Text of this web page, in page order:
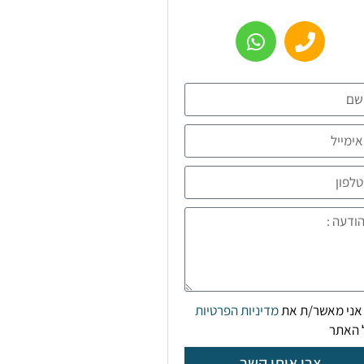
אני מאשר/ת אתמדיניות הפרטיות
האתר